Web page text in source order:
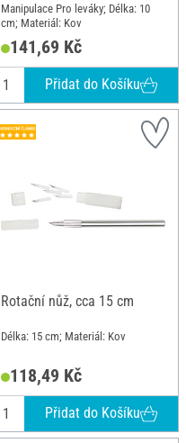
Manipulace Pro leváky; Délka: 10
cm; Materiál: Kov
141,69 Kč
Přidat do Košíku
Rotační nůž, cca 15 cm
Délka: 15 cm; Materiál: Kov
118,49 Kč
Přidat do Košíku